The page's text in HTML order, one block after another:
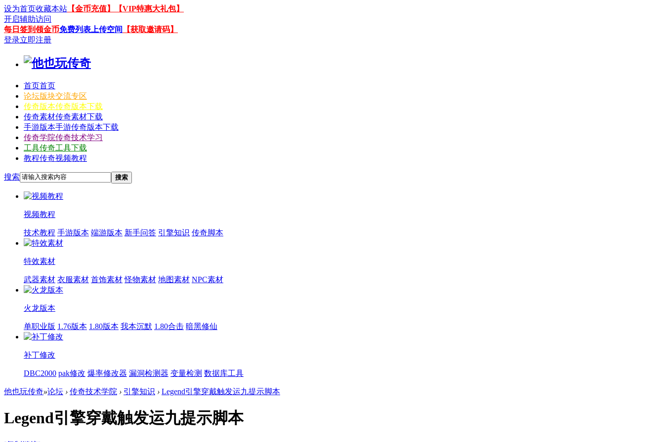
设为首页收藏本站 【金币充值】
【VIP特惠大礼包】
开启辅助访问
每日签到领金币免费列表上传空间
【获取邀请码】
登录立即注册
首页首页
论坛版块交流专区
传奇版本传奇版本下载
传奇素材传奇素材下载
手游版本手游传奇版本下载
传奇学院传奇技术学习
工具传奇工具下载
教程传奇视频教程
搜索 搜索
视频教程
技术教程 手游版本 端游版本 新手问答 引擎知识 传奇脚本
特效素材
武器素材 衣服素材 首饰素材 怪物素材 地图素材 NPC素材
火龙版本
单职业版 1.76版本 1.80版本 我本沉默 1.80合击 暗黑修仙
补丁修改
DBC2000 pak修改 爆率修改器 漏洞检测器 变量检测 数据库工具
他也玩传奇»论坛 › 传奇技术学院 › 引擎知识 › Legend引擎穿戴触发运九提示脚本
Legend引擎穿戴触发运九提示脚本